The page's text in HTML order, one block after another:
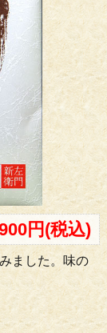
円(税込)
ました。味の